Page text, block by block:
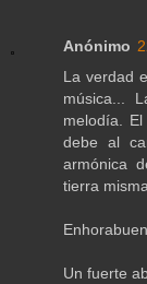
Anónimo
La verdad
música...
melodía.
debe al
armónica
tierra
Un fuerte